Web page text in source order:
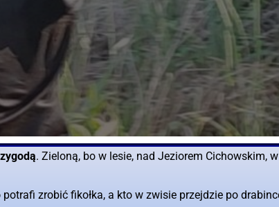
. Zieloną, bo w lesie, nad Jeziorem Cichowskim,
potrafi zrobić fikołka, a kto w zwisie przejdzie po